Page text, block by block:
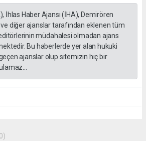
İhlas Haber Ajansı (İHA), Demirören
ve diğer ajanslar tarafından eklenen tüm
müdahalesi olmadan ajans
Bu haberlerde yer alan hukuki
ajanslar olup sitemizin hiç bir